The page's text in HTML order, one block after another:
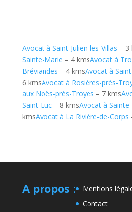
Avocat à Saint-Julien-les-Villas – 3
Sainte-Marie – 4 kmsAvocat à
Bréviandes – 4 kmsAvocat à
6 kmsAvocat à Rosières-près-
aux Noës-près-Troyes – 7 kms
Saint-Luc– 8 kmsAvocat à
kmsAvocat à La Rivière-de-Corps
A propos :
Mentions
Contact